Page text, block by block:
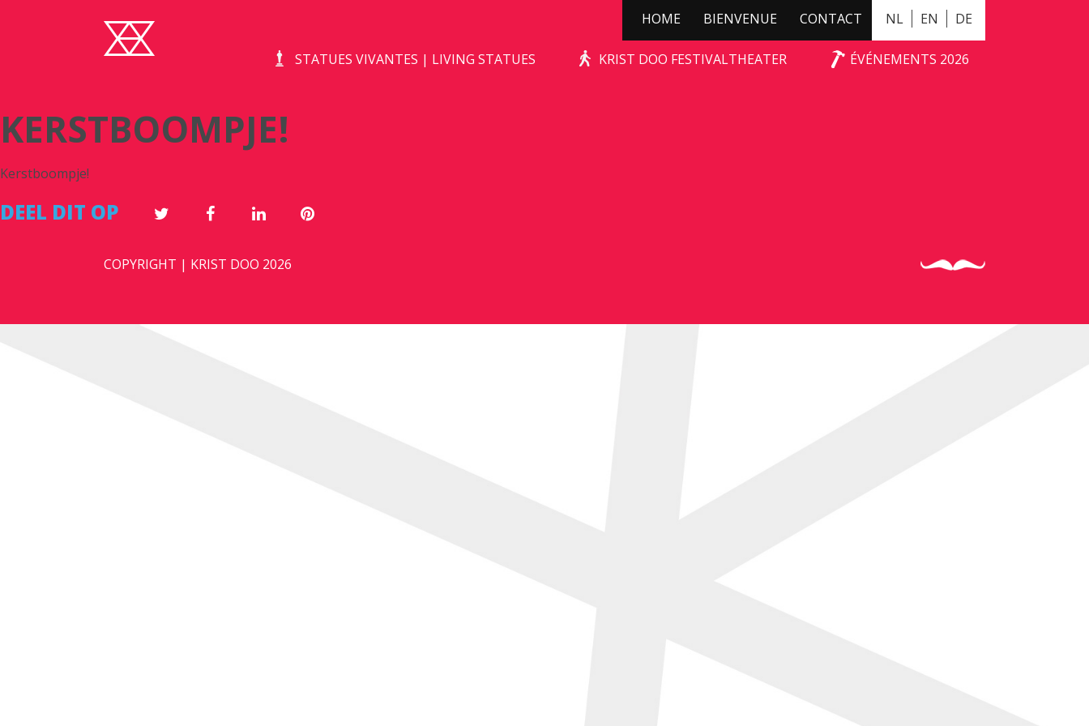
NL EN DE
HOME BIENVENUE CONTACT
STATUES VIVANTES | LIVING STATUES KRIST DOO FESTIVALTHEATER ÉVÉNEMENTS 2026
KERSTBOOMPJE!
KERSTBOOMPJE!
Kerstboompje!
DEEL DIT OP
COPYRIGHT | KRIST DOO 2026